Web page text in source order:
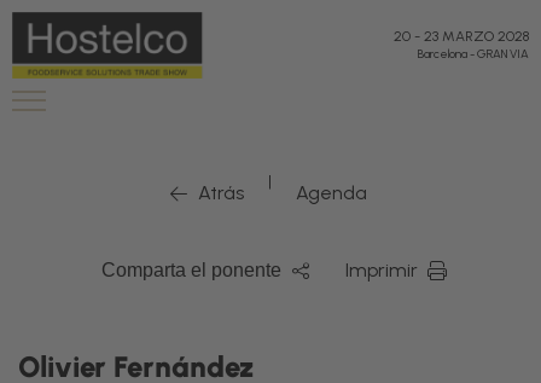
20 - 23 MARZO 2028
Barcelona-GRAN VIA
Atrás | Agenda
Comparta el ponente Imprimir
Olivier Fernández